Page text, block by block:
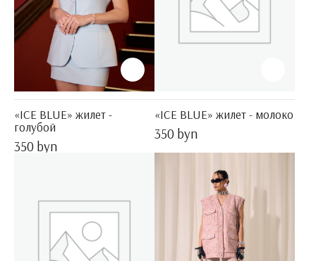
«ICE BLUE» жилет -
голубой
350 byn
«ICE BLUE» жилет - молоко
350 byn